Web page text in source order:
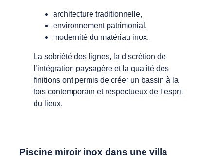
architecture traditionnelle,
environnement patrimonial,
modernité du matériau inox.
La sobriété des lignes, la discrétion de
l’intégration paysagère et la qualité des
finitions ont permis de créer un bassin à la
fois contemporain et respectueux de l’esprit
du lieux.
Piscine miroir inox dans une villa